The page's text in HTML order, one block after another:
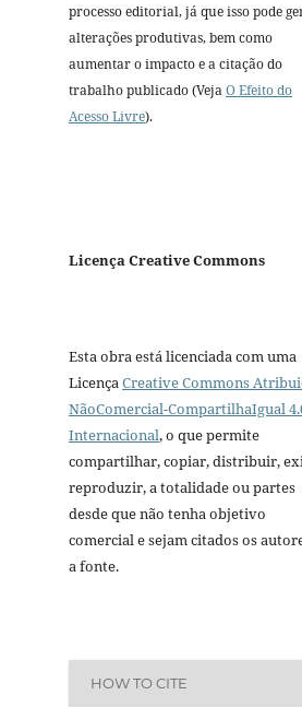
processo editorial, já que isso pode
alterações produtivas, bem como
aumentar o impacto e a citação do
trabalho publicado (VejaO Efeito do
Acesso Livre).
Licença Creative Commons
Esta obra está licenciada com uma
LicençaCreative Commons
NãoComercial-CompartilhaIgual
Internacional, o que permite
compartilhar, copiar, distribuir,
reproduzir, a totalidade ou partes
desde que não tenha objetivo
comercial e sejam citados os
a fonte.
HOW TO CITE